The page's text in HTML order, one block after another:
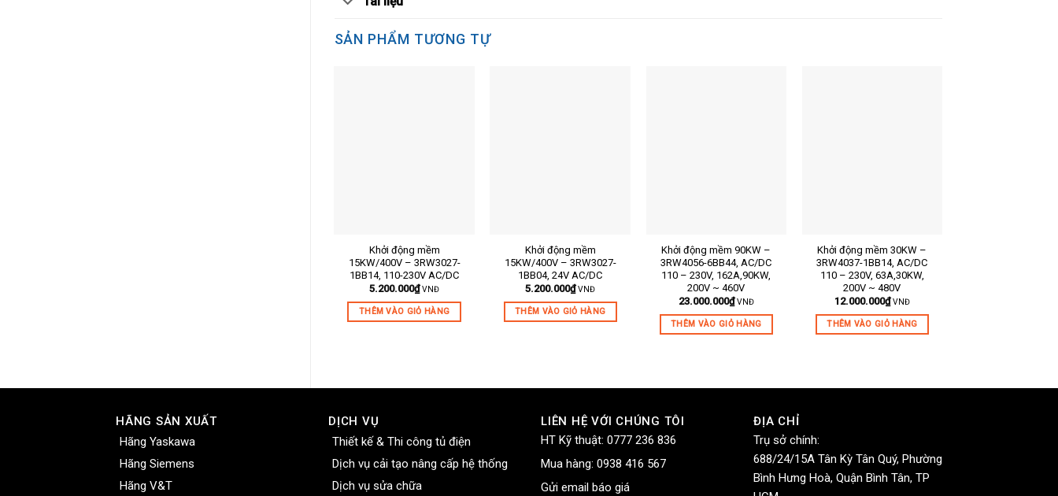
SẢN PHẨM TƯƠNG TỰ
Mã sản phẩm:
Mô tả ngắn:
Khởi động mềm
15KW/400V – 3RW3027-
1BB14, 110-230V AC/DC
5.200.000₫ VNĐ
THÊM VÀO GIỎ HÀNG
Mã sản phẩm:
Mô tả ngắn:
Khởi động mềm
15KW/400V – 3RW3027-
1BB04, 24V AC/DC
5.200.000₫ VNĐ
THÊM VÀO GIỎ HÀNG
Mã sản phẩm:
Mô tả ngắn:
Khởi động mềm 90KW –
3RW4056-6BB44, AC/DC
110 – 230V, 162A,90KW,
200V ~ 460V
23.000.000₫ VNĐ
THÊM VÀO GIỎ HÀNG
Mã sản phẩm:
Mô tả ngắn:
Khởi động mềm 30KW –
3RW4037-1BB14, AC/DC
110 – 230V, 63A,30KW,
200V ~ 480V
12.000.000₫ VNĐ
THÊM VÀO GIỎ HÀNG
HÃNG SẢN XUẤT
Hãng Yaskawa
Hãng Siemens
Hãng V&T
DỊCH VỤ
Thiết kế & Thi công tủ điện
Dịch vụ cải tạo nâng cấp hệ thống
Dịch vụ sửa chữa
LIÊN HỆ VỚI CHÚNG TÔI
HT Kỹ thuật: 0777 236 836
Mua hàng: 0938 416 567
Gửi email báo giá
ĐỊA CHỈ
Trụ sở chính:
688/24/15A Tân Kỳ Tân Quý, Phường
Bình Hưng Hoà, Quận Bình Tân, TP